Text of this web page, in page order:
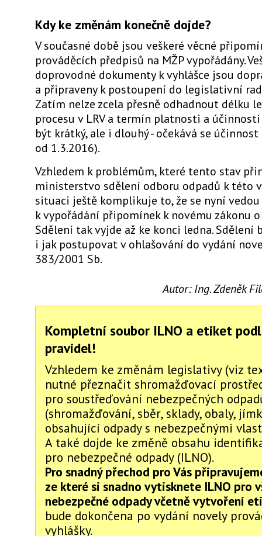
Kdy ke změnám konečně dojde?
V současné době jsou veškeré věcné
prováděcích předpisů na MŽP vypořádány.
doprovodné dokumenty k vyhlášce jsou
a připraveny k postoupení do legislativní
Zatím nelze zcela přesně odhadnout délku
procesu v LRV a termín platnosti a účinnosti
být krátký, ale i dlouhý - očekává se
od 1.3.2016).
Vzhledem k problémům, které tento stav
ministerstvo sdělení odboru odpadů k této
situaci ještě komplikuje to, že se nyní
k vypořádání připomínek k novému zákonu o
Sdělení tak vyjde až ke konci ledna. Sdělení
i jak postupovat v ohlašování do vydání
383/2001 Sb.
Autor:Ing. Zdeněk
Kompletní soubor ILNO a etiket
pravidel!
Vzhledem ke změnám legislativy (viz
nutné přeznačit shromažďovací
pro soustřeďování nebezpečných
(shromažďování, sběr, sklady, obaly,
obsahující odpady s nebezpečnými
A také dojde ke změně obsahu
pro nebezpečné odpady (ILNO).
Pro snadný přechod pro Vás
ze které si snadno vytisknete ILNO pro
nebezpečné odpady včetně vytvoření
bude dokončena po vydání novely
vyhlášky.